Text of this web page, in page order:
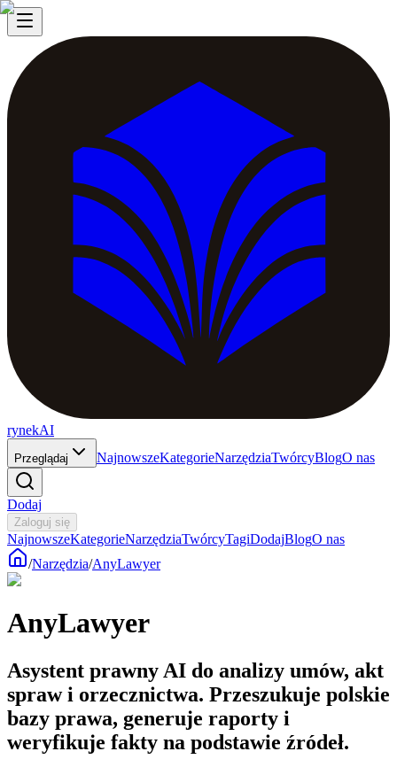
rynekAI
Przeglądaj NajnowszeKategorieNarzędziaTwórcyBlogO nas
Dodaj
Zaloguj się
NajnowszeKategorieNarzędziaTwórcyTagiDodajBlogO nas
/Narzędzia/AnyLawyer
AnyLawyer
Asystent prawny AI do analizy umów, akt
spraw i orzecznictwa. Przeszukuje polskie
bazy prawa, generuje raporty i
weryfikuje fakty na podstawie źródeł.